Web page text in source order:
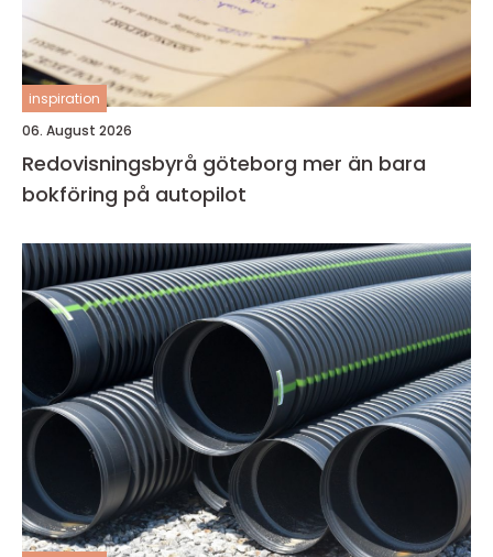
inspiration
06. August 2026
Redovisningsbyrå göteborg mer än bara
bokföring på autopilot